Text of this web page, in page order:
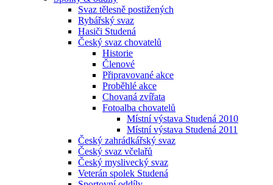
Svaz tělesně postižených
Rybářský svaz
Hasiči Studená
Český svaz chovatelů
Historie
Členové
Připravované akce
Proběhlé akce
Chovaná zvířata
Fotoalba chovatelů
Místní výstava Studená 2010
Místní výstava Studená 2011
Český zahrádkářský svaz
Český svaz včelařů
Český myslivecký svaz
Veterán spolek Studená